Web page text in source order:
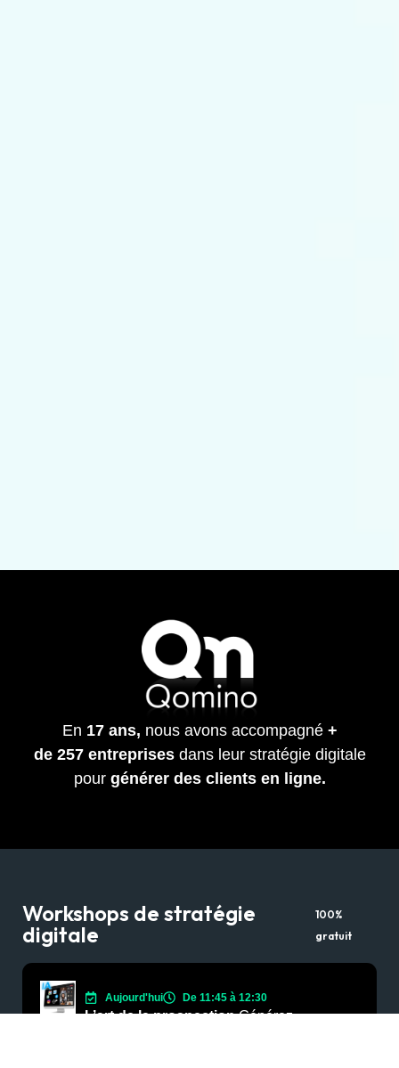
En 17 ans, nous avons accompagné +
de 257entreprisesdans leur stratégie digitale
pour générer des clients en ligne.
Workshops de stratégie
digitale
100%
gratuit
Aujourd'hui De 11:45 à 12:30
L’art de la prospectionGénérez